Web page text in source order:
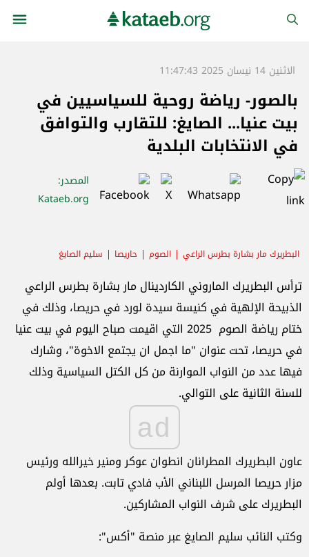
الاثنين 14 نيسان 2025 11:47:43
بالصور- رياضة روحية للسياسيين في
بيت عنيا... الصايغ: للتقارب والتوافق
في الانتخابات البلدية
المصدر:
Kataeb.org
البطريرك مار بشارة بطرس الراعي الصوم حاريصا سليم الصايغ
ترأس البطريرك الماروني الكاردينال مار بشارة بطرس الراعي
الذبيحة الإلهية في كنيسة سيدة لورد في حريصا، وذلك في
ختام رياضة الصوم 2025 التي اقيمت صباح اليوم في بيت عنيا
في حريصا، تحت عنوان "ما اجمل ان يجتمع الاخوة"، وشارك
فيها عدد من النواب الموارنة من كل الكتل السياسية وذلك
للسنة الثانية على التوالي.
ad
عاون البطريرك المطرانان انطوان عوكر ومنير خيرالله ورئيس
مزار حريصا المرسل اللبناني الأب فادي تابت. بعدها أولم
البطريرك على شرف النواب المشاركين.
وكتب النائب سليم الصايغ عبر منصة "أكس":